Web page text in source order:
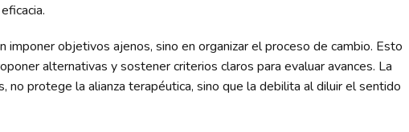
imponer objetivos ajenos, sino en organizar el proceso de cambio. Esto
alternativas y sostener criterios claros para evaluar avances. La
no protege la alianza terapéutica, sino que la debilita al diluir el sentido